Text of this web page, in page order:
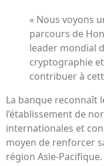
« Nous voyons
parcours de
leader mondial
cryptographie
contribuer à
La banque reconnaît
l’établissement de
internationales et
moyen de renforcer
région Asie-Pacifique.